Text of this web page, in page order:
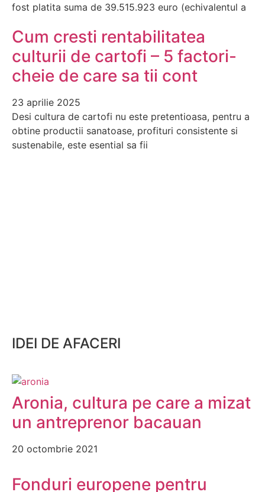
fost platita suma de 39.515.923 euro (echivalentul a
Cum cresti rentabilitatea
culturii de cartofi – 5 factori-
cheie de care sa tii cont
23 aprilie 2025
Desi cultura de cartofi nu este pretentioasa, pentru a
obtine productii sanatoase, profituri consistente si
sustenabile, este esential sa fii
IDEI DE AFACERI
Aronia, cultura pe care a mizat
un antreprenor bacauan
20 octombrie 2021
Fonduri europene pentru